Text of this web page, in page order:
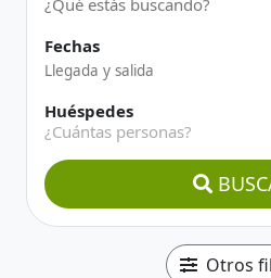
Fechas
Huéspedes
¿Cuántas personas?
Otros